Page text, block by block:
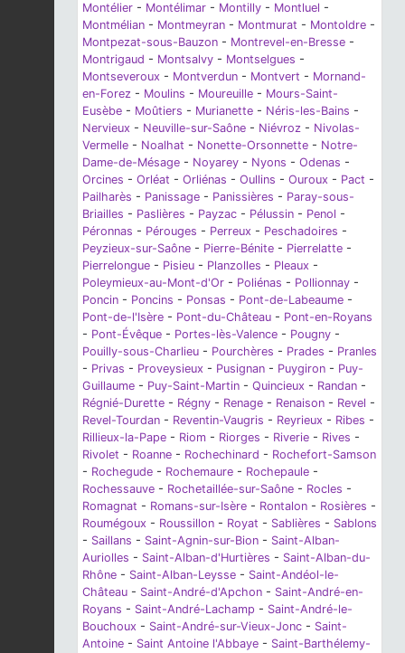
Montélier - Montélimar - Montilly - Montluel -
Montmélian - Montmeyran - Montmurat - Montoldre -
Montpezat-sous-Bauzon - Montrevel-en-Bresse -
Montrigaud - Montsalvy - Montselgues -
Montseveroux - Montverdun - Montvert - Mornand-
en-Forez - Moulins - Moureuille - Mours-Saint-
Eusèbe - Moûtiers - Murianette - Néris-les-Bains -
Nervieux - Neuville-sur-Saône - Niévroz - Nivolas-
Vermelle - Noalhat - Nonette-Orsonnette - Notre-
Dame-de-Mésage - Noyarey - Nyons - Odenas -
Orcines - Orléat - Orliénas - Oullins - Ouroux - Pact -
Pailharès - Panissage - Panissières - Paray-sous-
Briailles - Paslières - Payzac - Pélussin - Penol -
Péronnas - Pérouges - Perreux - Peschadoires -
Peyzieux-sur-Saône - Pierre-Bénite - Pierrelatte -
Pierrelongue - Pisieu - Planzolles - Pleaux -
Poleymieux-au-Mont-d'Or - Poliénas - Pollionnay -
Poncin - Poncins - Ponsas - Pont-de-Labeaume -
Pont-de-l'Isère - Pont-du-Château - Pont-en-Royans
- Pont-Évêque - Portes-lès-Valence - Pougny -
Pouilly-sous-Charlieu - Pourchères - Prades - Pranles
- Privas - Proveysieux - Pusignan - Puygiron - Puy-
Guillaume - Puy-Saint-Martin - Quincieux - Randan -
Régnié-Durette - Régny - Renage - Renaison - Revel -
Revel-Tourdan - Reventin-Vaugris - Reyrieux - Ribes -
Rillieux-la-Pape - Riom - Riorges - Riverie - Rives -
Rivolet - Roanne - Rochechinard - Rochefort-Samson
- Rochegude - Rochemaure - Rochepaule -
Rochessauve - Rochetaillée-sur-Saône - Rocles -
Romagnat - Romans-sur-Isère - Rontalon - Rosières -
Roumégoux - Roussillon - Royat - Sablières - Sablons
- Saillans - Saint-Agnin-sur-Bion - Saint-Alban-
Auriolles - Saint-Alban-d'Hurtières - Saint-Alban-du-
Rhône - Saint-Alban-Leysse - Saint-Andéol-le-
Château - Saint-André-d'Apchon - Saint-André-en-
Royans - Saint-André-Lachamp - Saint-André-le-
Bouchoux - Saint-André-sur-Vieux-Jonc - Saint-
Antoine - Saint Antoine l'Abbaye - Saint-Barthélemy-